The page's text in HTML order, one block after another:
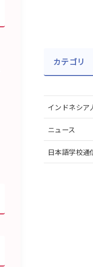
カテゴリ
インドネシア
ニュース
日本語学校通